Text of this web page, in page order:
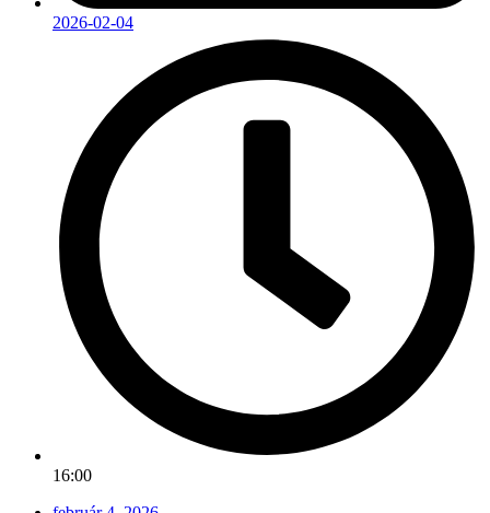
2026-02-04
16:00